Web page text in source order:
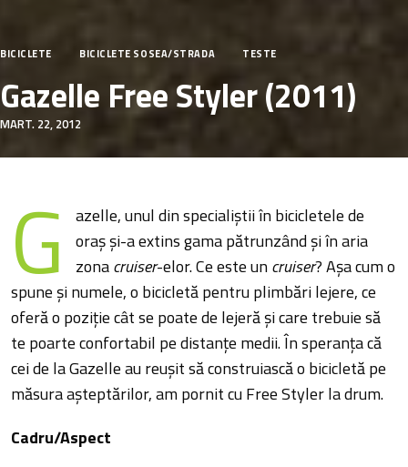
BICICLETE BICICLETE SOSEA/STRADA TESTE
Gazelle Free Styler (2011)
MART. 22, 2012
G
azelle, unul din specialiștii în bicicletele de
oraș și-a extins gama pătrunzând și în aria
zonacruiser-elor. Ce este uncruiser? Așa cum o
spune și numele, o bicicletă pentru plimbări lejere, ce
oferă o poziție cât se poate de lejeră și care trebuie să
te poarte confortabil pe distanțe medii. În speranța că
cei de la Gazelle au reușit să construiască o bicicletă pe
măsura așteptărilor, am pornit cu Free Styler la drum.
Cadru/Aspect